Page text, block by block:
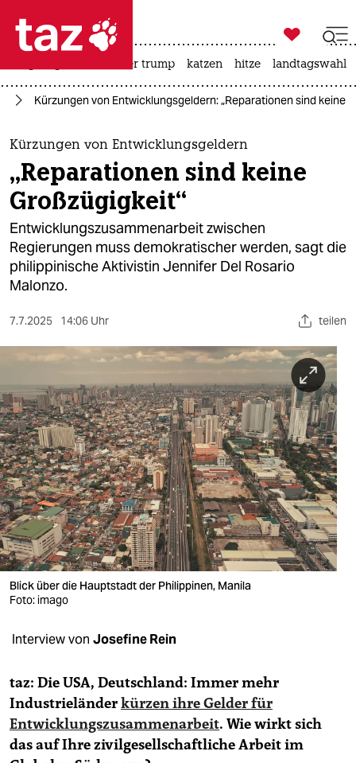
 taz zahl ich
taz zahl ich
themen
politik
öko
gesellschaft
kultur
sport
berlin
nord
wahrheit
verlag
verlag
veranstaltungen
shop
fragen & hilfe
genossenschaft
epaper login

taz zahl ich
usa unter trump katzen hitze landtagswahl
Kürzungen von Entwicklungsgeldern: „Reparationen sind keine
Kürzungen von Entwicklungsgeldern
„Reparationen sind keine
Großzügigkeit“
Entwicklungszusammenarbeit zwischen
Regierungen muss demokratischer werden, sagt die
philippinische Aktivistin Jennifer Del Rosario
Malonzo.
7.7.2025 14:06 Uhr teilen
Blick über die Hauptstadt der Philippinen, Manila
Foto: imago
Interview von Josefine Rein
taz: Die USA, Deutschland: Immer mehr
Industrieländerkürzen ihre Gelder für
Entwicklungszusammenarbeit. Wie wirkt sich
das auf Ihre zivilgesellschaftliche Arbeit im